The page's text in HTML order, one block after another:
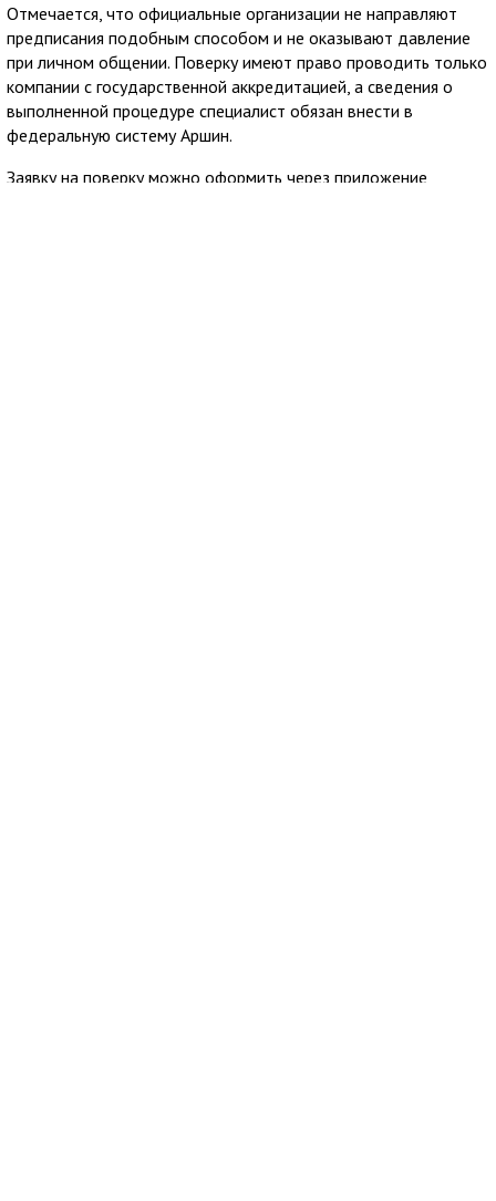
Отмечается, что официальные организации не направляют
предписания подобным способом и не оказывают давление
при личном общении. Поверку имеют право проводить только
компании с государственной аккредитацией, а сведения о
выполненной процедуре специалист обязан внести в
федеральную систему Аршин.
Заявку на поверку можно оформить через приложение